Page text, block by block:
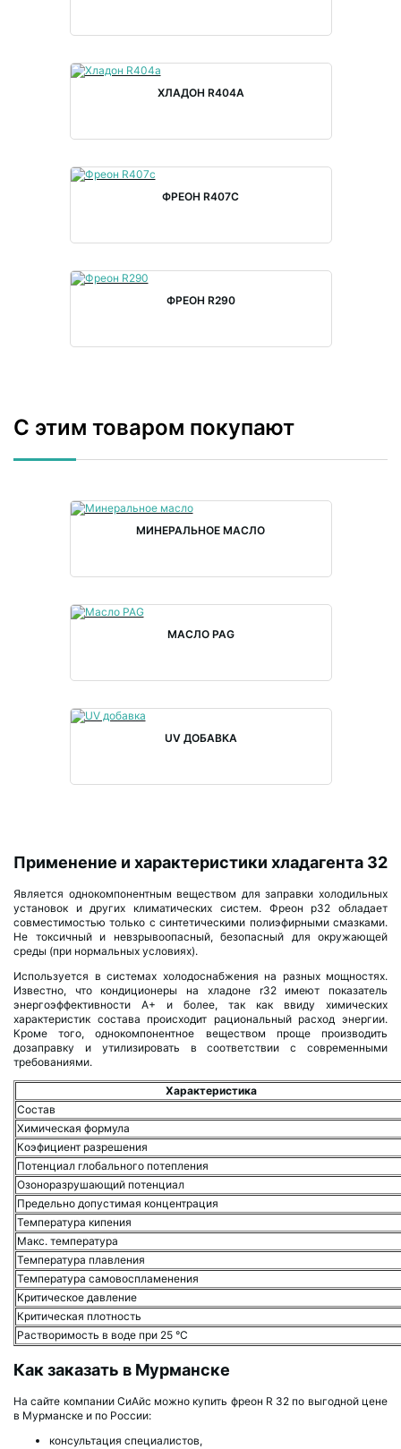
ХЛАДОН R404A
ФРЕОН R407С
ФРЕОН R290
С этим товаром покупают
МИНЕРАЛЬНОЕ МАСЛО
МАСЛО PAG
UV ДОБАВКА
Применение и характеристики хладагента 32
Является однокомпонентным веществом для заправки холодильных
установок и других климатических систем. Фреон р32 обладает
совместимостью только с синтетическими полиэфирными смазками.
Не токсичный и невзрывоопасный, безопасный для окружающей
среды (при нормальных условиях).
Используется в системах холодоснабжения на разных мощностях.
Известно, что кондиционеры на хладоне r32 имеют показатель
энергоэффективности А+ и более, так как ввиду химических
характеристик состава происходит рациональный расход энергии.
Кроме того, однокомпонентное веществом проще производить
дозаправку и утилизировать в соответствии с современными
требованиями.
Характеристика
Состав
Химическая формула
Коэфициент разрешения
Потенциал глобального потепления
Озоноразрушающий потенциал
Предельно допустимая концентрация
Температура кипения
Макс. температура
Температура плавления
Температура самовоспламенения
Критическое давление
Критическая плотность
Растворимость в воде при 25 °С
Как заказать в Мурманске
На сайте компании СиАйс можно купить фреон R 32 по выгодной цене
в Мурманске и по России:
консультация специалистов,